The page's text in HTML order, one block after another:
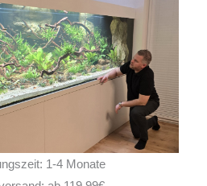
1-4 Monate